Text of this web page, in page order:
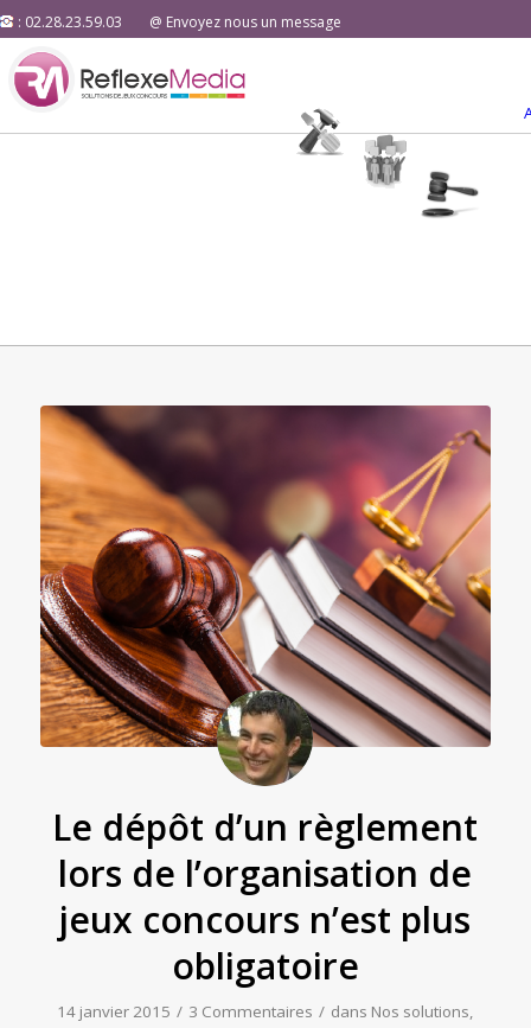
: 02.28.23.59.03 @ Envoyez nous un message
Le dépôt d’un règlement
lors de l’organisation de
jeux concours n’est plus
obligatoire
14 janvier 2015 / 3 Commentaires / dans Nos solutions,